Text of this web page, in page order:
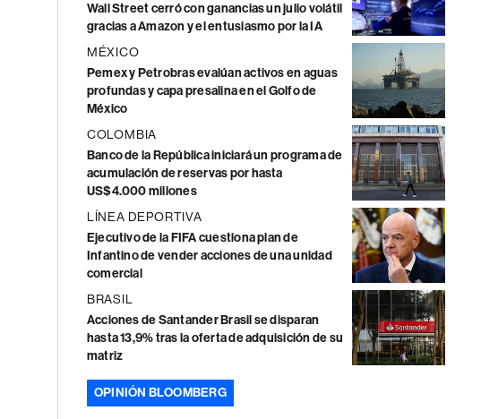
Wall Street cerró con ganancias un julio volátil
gracias a Amazon y el entusiasmo por la IA
MÉXICO
Pemex y Petrobras evalúan activos en aguas
profundas y capa presalina en el Golfo de
México
COLOMBIA
Banco de la República iniciará un programa de
acumulación de reservas por hasta
US$4.000 millones
LÍNEA DEPORTIVA
Ejecutivo de la FIFA cuestiona plan de
Infantino de vender acciones de una unidad
comercial
BRASIL
Acciones de Santander Brasil se disparan
hasta 13,9% tras la oferta de adquisición de su
matriz
OPINIÓN BLOOMBERG